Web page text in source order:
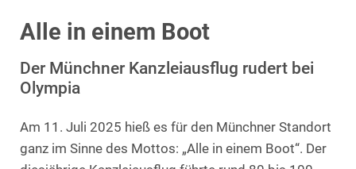
Alle in einem Boot
Der Münchner Kanzleiausflug rudert bei
Olympia
Am 11. Juli 2025 hieß es für den Münchner Standort
ganz im Sinne des Mottos: „Alle in einem Boot“. Der